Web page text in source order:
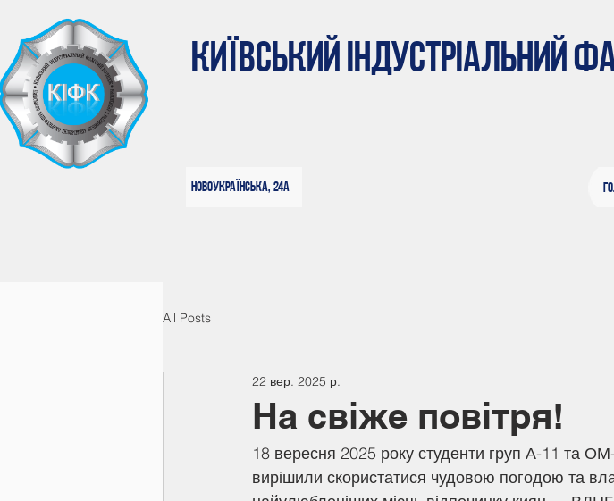
КИЇВСЬКИЙ ІНДУСТРІАЛЬНИЙ
Новоукраїнська, 24а
All Posts
На свіже повітря!
22 вер. 2025 р.
18 вересня 2025 року студенти груп А-11 та
вирішили скористатися чудовою погодою та